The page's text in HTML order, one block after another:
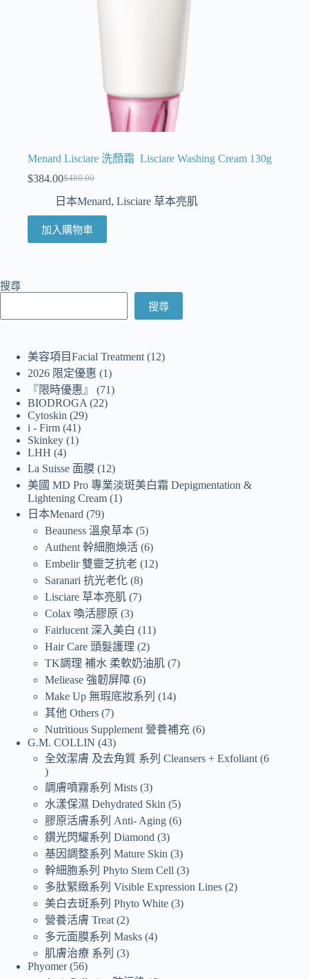
Menard Lisciare 洗顏霜 Lisciare Washing Cream 130g
$480.00
$384.00
日本Menard, Lisciare 草本亮肌
加入購物車
搜尋
搜尋
美容項目Facial Treatment 12
2026 限定優惠
1
『限時優惠』
71
BIODROGA
22
Cytoskin
29
i - Firm 41
Skinkey 1
LHH 4
La Suisse 面膜 12
美國 MD Pro 專業淡斑美白霜 Depigmentation &
Lightening Cream 1
日本Menard
79
Beauness 溫泉草本 5
Authent 幹細胞煥活 6
Embelir 雙靈芝抗老 12
Saranari 抗光老化 8
Lisciare 草本亮肌 7
Colax 喚活膠原 3
Fairlucent 深入美白
11
Hair Care 頭髮護理
2
TK調理 補水 柔軟奶油肌 7
Meliease 強韌屏障 6
Make Up 無瑕底妝系列
14
其他 Others 7
Nutritious Supplement 營養補充 6
G.M. COLLIN 43
全效潔膚 及去角質 系列 Cleansers + Exfoliant 6
調膚噴霧系列 Mists 3
水漾保濕 Dehydrated Skin
5
膠原活膚系列 Anti- Aging 6
鑽光閃耀系列 Diamond 3
基因調整系列 Mature Skin 3
幹細胞系列 Phyto Stem Cell 3
多肽緊緻系列 Visible Expression Lines 2
美白去斑系列 Phyto White 3
營養活膚 Treat 2
多元面膜系列 Masks 4
肌膚治療 系列
3
Phyomer 56